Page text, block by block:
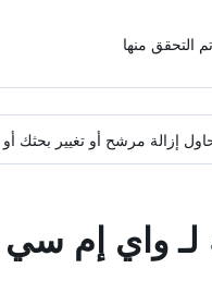
حاول إزالة مرشح أو تغيير
واي إم سي